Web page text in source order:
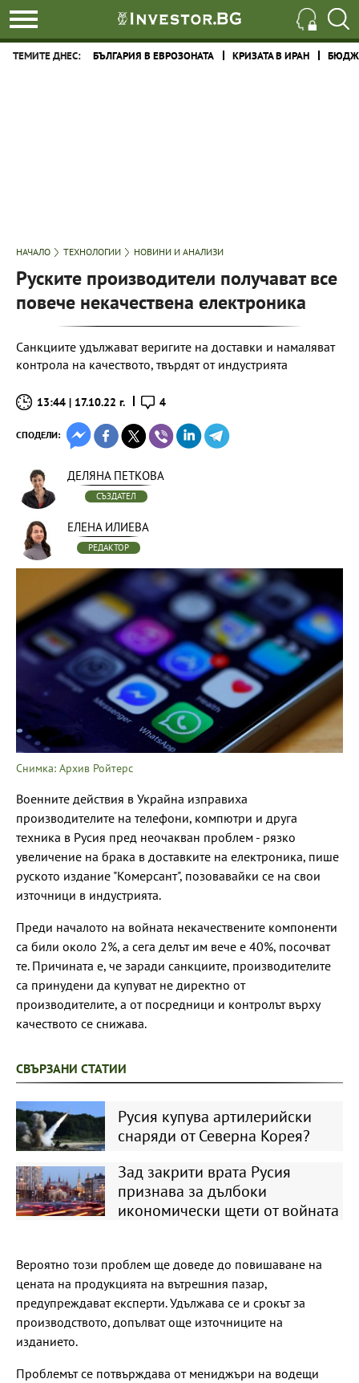
ТЕМИТЕ ДНЕС: БЪЛГАРИЯ В ЕВРОЗОНАТА КРИЗАТА В ИРАН
НАЧАЛО ТЕХНОЛОГИИ НОВИНИ И АНАЛИЗИ
Руските производители получават все
повече некачествена електроника
Санкциите удължават веригите на доставки и намаляват
контрола на качеството, твърдят от индустрията
13:44 | 17.10.22 г. 4
СПОДЕЛИ:
ДЕЛЯНА ПЕТКОВА
СЪЗДАТЕЛ
ЕЛЕНА ИЛИЕВА
РЕДАКТОР
Снимка: Архив Ройтерс
Военните действия в Украйна изправиха
производителите на телефони, компютри и друга
техника в Русия пред неочакван проблем - рязко
увеличение на брака в доставките на електроника, пише
руското издание "Комерсант", позовавайки се на свои
източници в индустрията.
Преди началото на войната некачествените компоненти
са били около 2%, а сега делът им вече е 40%, посочват
те. Причината е, че заради санкциите, производителите
са принудени да купуват не директно от
производителите, а от посредници и контролът върху
качеството се снижава.
СВЪРЗАНИ СТАТИИ
Русия купува артилерийски
снаряди от Северна Корея?
Зад закрити врата Русия
признава за дълбоки
икономически щети от войната
Вероятно този проблем ще доведе до повишаване на
цената на продукцията на вътрешния пазар,
предупреждават експерти. Удължава се и срокът за
производството, допълват още източниците на
изданието.
Проблемът се потвърждава от мениджъри на водещи